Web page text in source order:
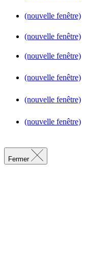
(nouvelle fenêtre)
(nouvelle fenêtre)
(nouvelle fenêtre)
(nouvelle fenêtre)
(nouvelle fenêtre)
(nouvelle fenêtre)
Fermer